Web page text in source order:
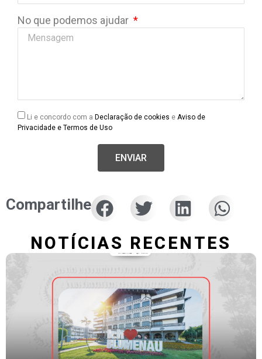
No que podemos ajudar
Li e concordo com a Declaração de cookies e Aviso de
Privacidade e Termos de Uso
ENVIAR
Compartilhe
NOTÍCIAS RECENTES